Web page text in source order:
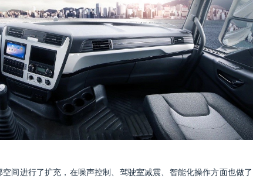
间进行了扩充，在噪声控制、驾驶室减震、智能化操作方面也做了